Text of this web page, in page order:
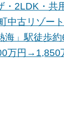
・2LDK・共
中古リゾー
海」駅徒歩
万円→1,850